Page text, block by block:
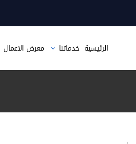
الرئيسية خدماتنا
تصميم صحيفة الكترونية
معرض الاعمال